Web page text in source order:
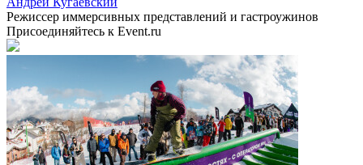
Режиссер иммерсивных представлений и гастроужинов
Присоединяйтесь к Event.ru